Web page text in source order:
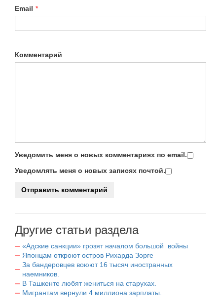
Email *
Комментарий
Уведомить меня о новых комментариях по email.
Уведомлять меня о новых записях почтой.
Другие статьи раздела
«Адские санкции» грозят началом большой войны
Японцам откроют остров Рихарда Зорге
За бандеровцев воюют 16 тысяч иностранных
наемников.
В Ташкенте любят жениться на старухах.
Мигрантам вернули 4 миллиона зарплаты.